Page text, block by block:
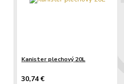
Kanister plechový 20L
30,74 €